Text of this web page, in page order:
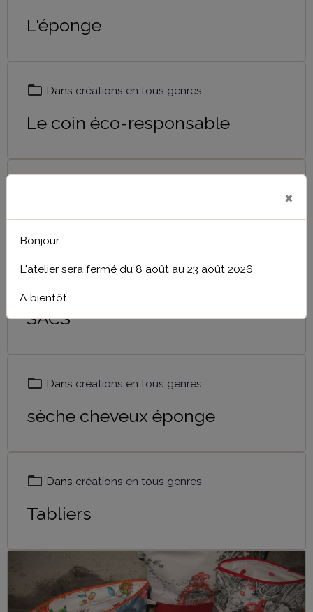
L'éponge
Dans créations en tous genres
Le coin éco-responsable
Pour les petits
SACS
Dans créations en tous genres
sèche cheveux éponge
Dans créations en tous genres
Tabliers
×
Bonjour,
L'atelier sera fermé du 8 août au 23 août 2026
A bientôt